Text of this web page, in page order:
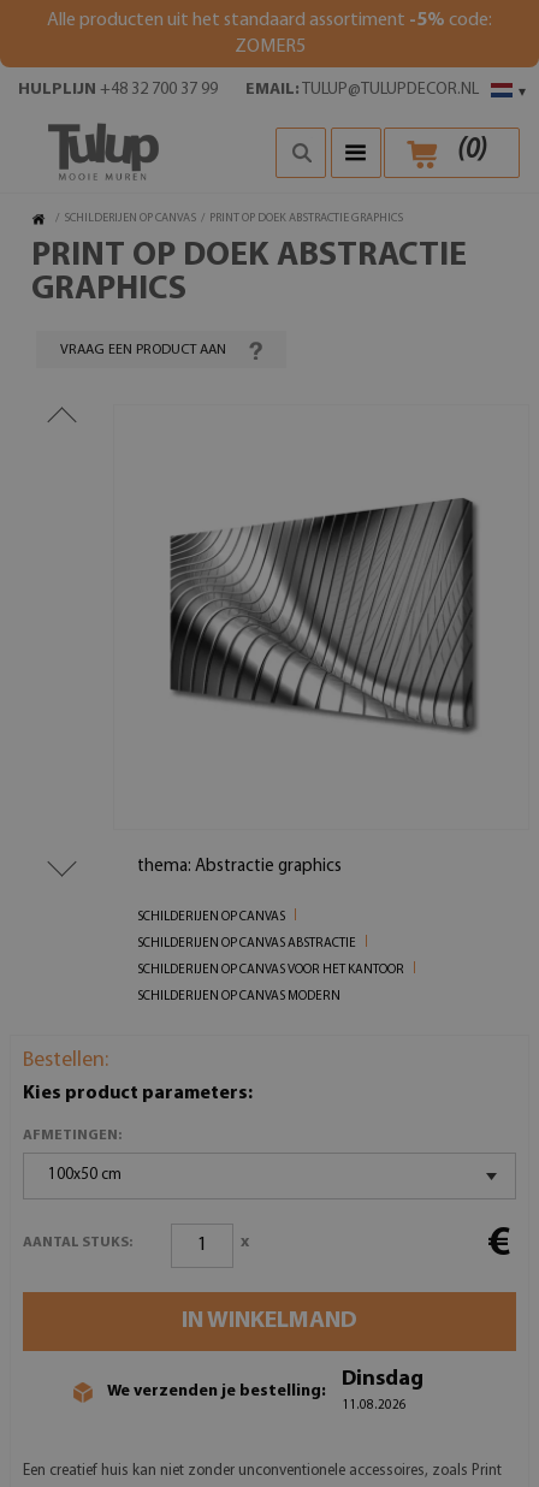
Alle producten uit het standaard assortiment -5% code:
ZOMER5
▾
HULPLIJN +48 32 700 37 99 EMAIL: TULUP@TULUPDECOR.NL
(0)
/ SCHILDERIJEN OP CANVAS / PRINT OP DOEK ABSTRACTIE GRAPHICS
PRINT OP DOEK ABSTRACTIE
GRAPHICS
VRAAG EEN PRODUCT AAN
thema: Abstractie graphics
SCHILDERIJEN OP CANVAS
SCHILDERIJEN OP CANVAS ABSTRACTIE
SCHILDERIJEN OP CANVAS VOOR HET KANTOOR
SCHILDERIJEN OP CANVAS MODERN
Bestellen:
Kies product parameters:
AFMETINGEN:
100x50 cm
AANTAL STUKS: x €
IN WINKELMAND
We verzenden je bestelling:
Dinsdag
11.08.2026
Een creatief huis kan niet zonder unconventionele accessoires, zoals Print